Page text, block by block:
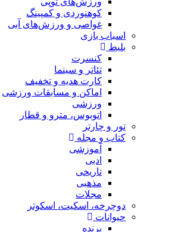
کوهنوردی و کمپینگ
غواصی و ورزش‌های آبی
اسباب‌ بازی
بلیط
کنسرت
تئاتر و سینما
کارت هدیه و تخفیف
اماکن و مسابقات ورزشی
ورزشی
اتوبوس، مترو و قطار
تور و چارتر
کتاب و مجله
آموزشی
ادبی
تاریخی
مذهبی
مجلات
دوچرخه، اسکیت، اسکوتر
حیوانات
پرنده